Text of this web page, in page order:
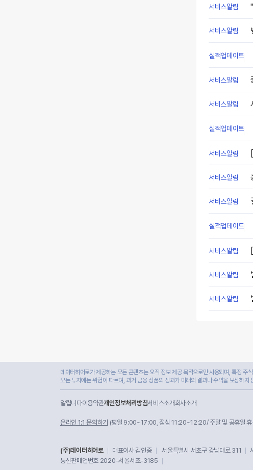
서비스알림
서비스알림
실적업데이트
서비스알림
서비스알림
실적업데이트
서비스알림
서비스알림
서비스알림
실적업데이트
서비스알림
서비스알림
서비스알림
데이터히어로가 제공하는 모든 콘텐츠는 오직 정보 제공 목적으로만 사용되며, 특정
모든 투자에는 위험이 따르며, 과거 금융 상품의 성과가 미래의 결과나 수익을 보장하
알립니다이용약관개인정보처리방침서비스소개 회사소개
온라인 1:1 문의하기 (평일 9:00~17:00, 점심 11:20~12:20/ 주말 및 공휴일 휴
(주)데이터히어로 대표이사 김인중 서울특별시 서초구 강남대로 311
통신판매업번호 2020-서울서초-3185